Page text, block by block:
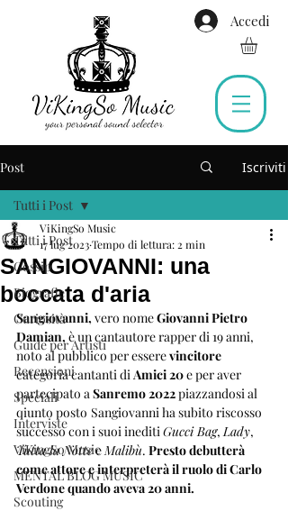
Accedi
Post Iscriviti
Tutti i Post
Gossip
Biografie
Curiosità
Guide per Artisti
Recensioni
Speciali
Interviste
ViKingSo Music
MENTAL BLOG MUSIC
Scouting
Tutti i Post
SANGIOVANNI: una
boccata d'aria
ViKingSo Music
17 lug 2023Tempo di lettura: 2 min
Sangiovanni, vero nome Giovanni Pietro
Damian, è un cantautore rapper di 19 anni,
noto al pubblico per essere vincitore
categoria cantanti di Amici 20 e per aver
partecipato a Sanremo 2022 piazzandosi al
qiunto posto Sangiovanni ha subito riscosso
successo con i suoi inediti Gucci Bag, Lady,
Tutta la Notte e Malibù. Presto debutterà
come attore e interpreterà il ruolo di Carlo
Verdone quando aveva 20 anni.